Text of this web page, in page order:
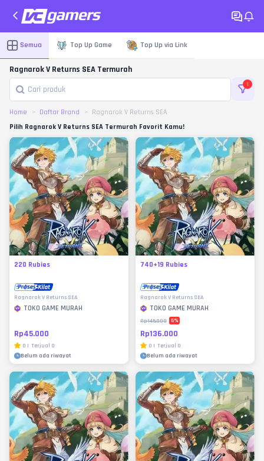
Semua Top Up Game Top Up via Link
Ragnarok V Returns SEA Termurah
1
Home Daftar Brand
Ragnarok V Returns SEA
Pilih Ragnarok V Returns SEA Termurah Favorit Kamu!
220 Rubies
Ragnarok V Returns SEA
TOKO GAME MURAH
Rp45.000
0 | Terjual 0
Belum ada riwayat
740+19 Rubies
Ragnarok V Returns SEA
TOKO GAME MURAH
Rp145.000 6%
Rp136.000
0 | Terjual 0
Belum ada riwayat